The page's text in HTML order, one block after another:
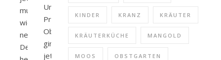
muss
wieder
neue
Deko
Unser
Projekt
Obstgarten
ging
jetzt
KINDER KRANZ KRÄUTER
KRÄUTERKÜCHE MANGOLD
MOOS OBSTGARTEN